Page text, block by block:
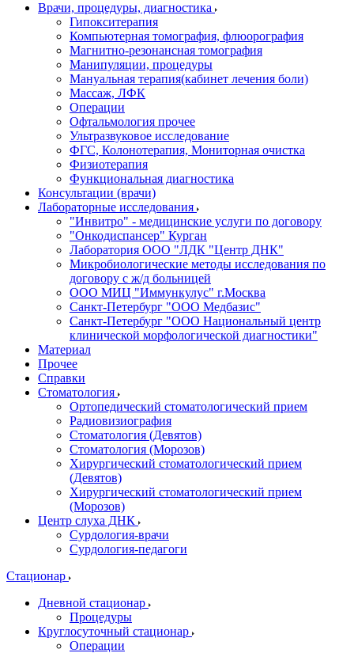
Врачи, процедуры, диагностика
Гипокситерапия
Компьютерная томография, флюорография
Магнитно-резонансная томография
Манипуляции, процедуры
Мануальная терапия(кабинет лечения боли)
Массаж, ЛФК
Операции
Офтальмология прочее
Ультразвуковое исследование
ФГС, Колонотерапия, Мониторная очистка
Физиотерапия
Функциональная диагностика
Консультации (врачи)
Лабораторные исследования
"Инвитро" - медицинские услуги по договору
"Онкодиспансер" Курган
Лаборатория ООО "ЛДК "Центр ДНК"
Микробиологические методы исследования по
договору с ж/д больницей
ООО МИЦ "Иммункулус" г.Москва
Санкт-Петербург "ООО Медбазис"
Санкт-Петербург "ООО Национальный центр
клинической морфологической диагностики"
Материал
Прочее
Справки
Стоматология
Ортопедический стоматологический прием
Радиовизиография
Стоматология (Девятов)
Стоматология (Морозов)
Хирургический стоматологический прием
(Девятов)
Хирургический стоматологический прием
(Морозов)
Центр слуха ДНК
Сурдология-врачи
Сурдология-педагоги
Стационар
Дневной стационар
Процедуры
Круглосуточный стационар
Операции